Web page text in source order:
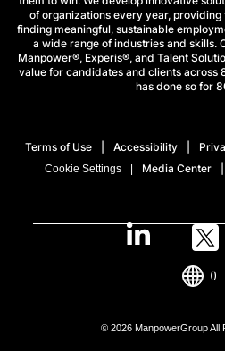
of organizations every year,
finding meaningful, sustainable
a wide range of industries and skills.
Manpower®, Experis®, and Talent
value for candidates and clients across
has done so for
Terms of Use Accessibility
Cookie Settings Media Center
© 2026 ManpowerGroup All
()